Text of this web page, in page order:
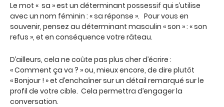
Le mot « sa » est un déterminant possessif qui s’utilise
avec un nom féminin : « sa réponse ». Pour vous en
souvenir, pensez au déterminant masculin « son » : « son
refus », et en conséquence votre râteau.
D’ailleurs, cela ne coûte pas plus cher d’écrire :
« Comment ça va ? » ou, mieux encore, de dire plutôt
« Bonjour ! » et d’enchaîner sur un détail remarqué sur le
profil de votre cible. Cela permettra d’engager la
conversation.